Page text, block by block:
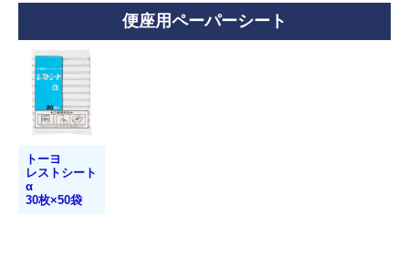
タオル・布巾
手袋・軍手
マスク・綿棒等
床清掃用品（業務用）
便座用ペーパーシート
トーヨ
レストシート
α
30枚×50袋